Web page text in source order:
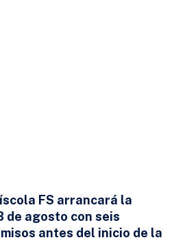
FS arrancará la
de agosto con seis
antes del inicio de la